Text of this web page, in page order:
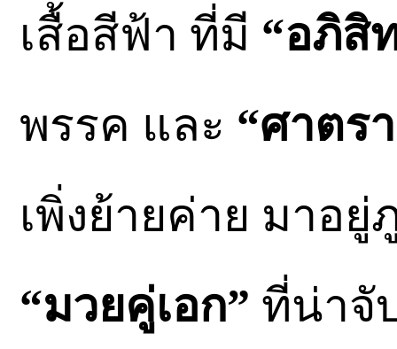
เสื้อสีฟ้า ที่มี “อภิสิ
พรรค และ “ศาตร
เพิ่งย้ายค่าย มาอ
“มวยคู่เอก” ที่น่าจั